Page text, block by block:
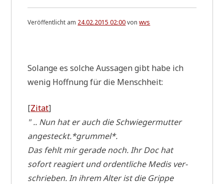
Veröffentlicht am 24.02.2015 02:00vonwvs
Solan­ge es sol­che Aus­sa­gen gibt habe ich
wenig Hoff­nung für die Menschheit:
[Zitat]
" .. Nun hat er auch die Schwie­ger­mut­ter
angesteckt.*grummel*.
Das fehlt mir gera­de noch. Ihr Doc hat
sofort reagiert und ordent­li­che Medis ver­
schrie­ben. In ihrem Alter ist die Grip­pe